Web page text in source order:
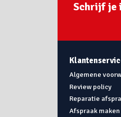
Schrijf je
Algemene
Review policy
Reparatie
Afspraak maken